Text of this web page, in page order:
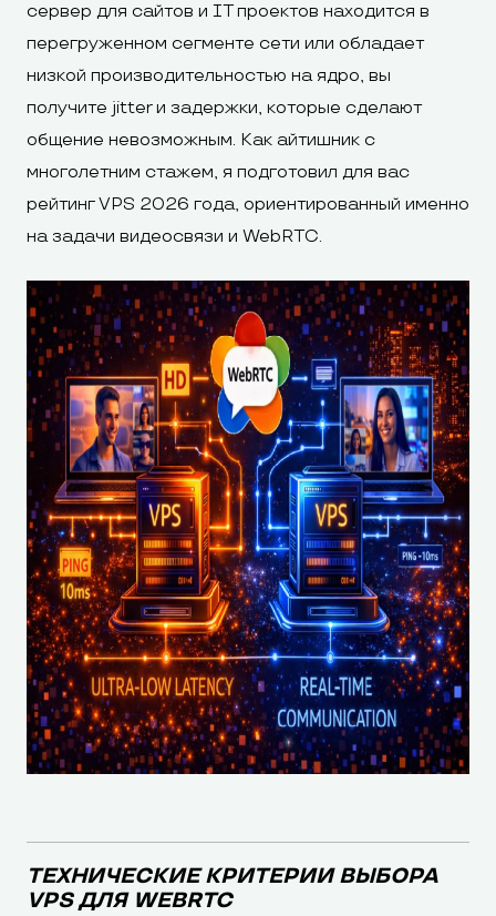
сервер для сайтов и IT проектов находится в
перегруженном сегменте сети или обладает
низкой производительностью на ядро, вы
получите jitter и задержки, которые сделают
общение невозможным. Как айтишник с
многолетним стажем, я подготовил для вас
рейтинг VPS 2026 года, ориентированный именно
на задачи видеосвязи и WebRTC.
ТЕХНИЧЕСКИЕ КРИТЕРИИ ВЫБОРА
VPS ДЛЯ WEBRTC